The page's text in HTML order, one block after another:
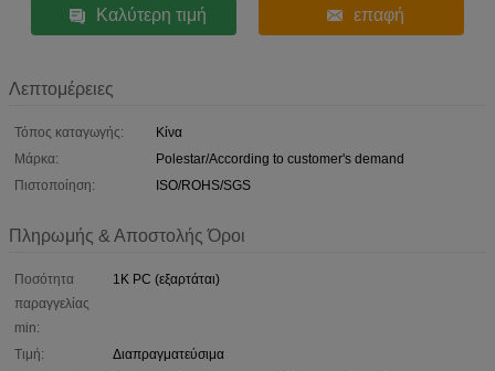
Καλύτερη τιμή επαφή
Λεπτομέρειες
Τόπος καταγωγής:
Κίνα
Μάρκα:
Polestar/According to customer's demand
Πιστοποίηση:
ISO/ROHS/SGS
Πληρωμής & Αποστολής Όροι
Ποσότητα
παραγγελίας
min:
1K PC (εξαρτάται)
Τιμή:
Διαπραγματεύσιμα